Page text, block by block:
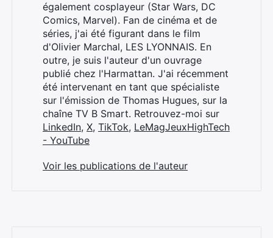
également cosplayeur (Star Wars, DC
Comics, Marvel). Fan de cinéma et de
séries, j'ai été figurant dans le film
d'Olivier Marchal, LES LYONNAIS. En
outre, je suis l'auteur d'un ouvrage
publié chez l'Harmattan. J'ai récemment
été intervenant en tant que spécialiste
sur l'émission de Thomas Hugues, sur la
chaîne TV B Smart. Retrouvez-moi sur
LinkedIn, X, TikTok, LeMagJeuxHighTech
- YouTube
Voir les publications de l'auteur